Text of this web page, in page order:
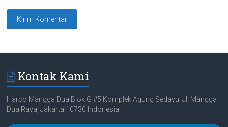
Kontak Kami
Harco Mangga Dua Blok G #5 Komplek Agung Sedayu. Jl. Mangga
Dua Raya, Jakarta 10730 Indonesia